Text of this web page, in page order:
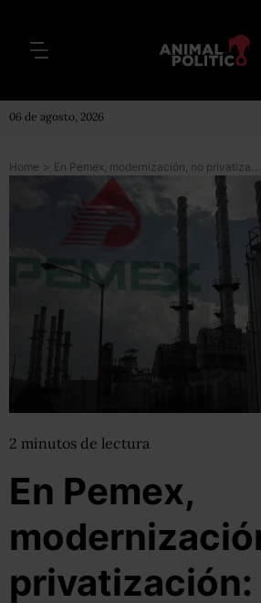
06 de agosto, 2026
Home > En Pemex, modernización, no privatización: Josefina y Quadri; AMLO, en desacuerdo
2 minutos de lectura
En Pemex,
privatización: